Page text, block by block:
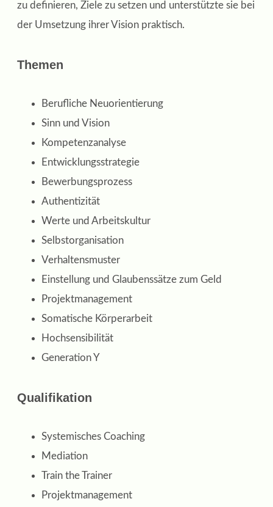
zu definieren, Ziele zu setzen und unterstützte sie bei
der Umsetzung ihrer Vision praktisch.
Themen
Berufliche Neuorientierung
Sinn und Vision
Kompetenzanalyse
Entwicklungsstrategie
Bewerbungsprozess
Authentizität
Werte und Arbeitskultur
Selbstorganisation
Verhaltensmuster
Einstellung und Glaubenssätze zum Geld
Projektmanagement
Somatische Körperarbeit
Hochsensibilität
Generation Y
Qualifikation
Systemisches Coaching
Mediation
Train the Trainer
Projektmanagement